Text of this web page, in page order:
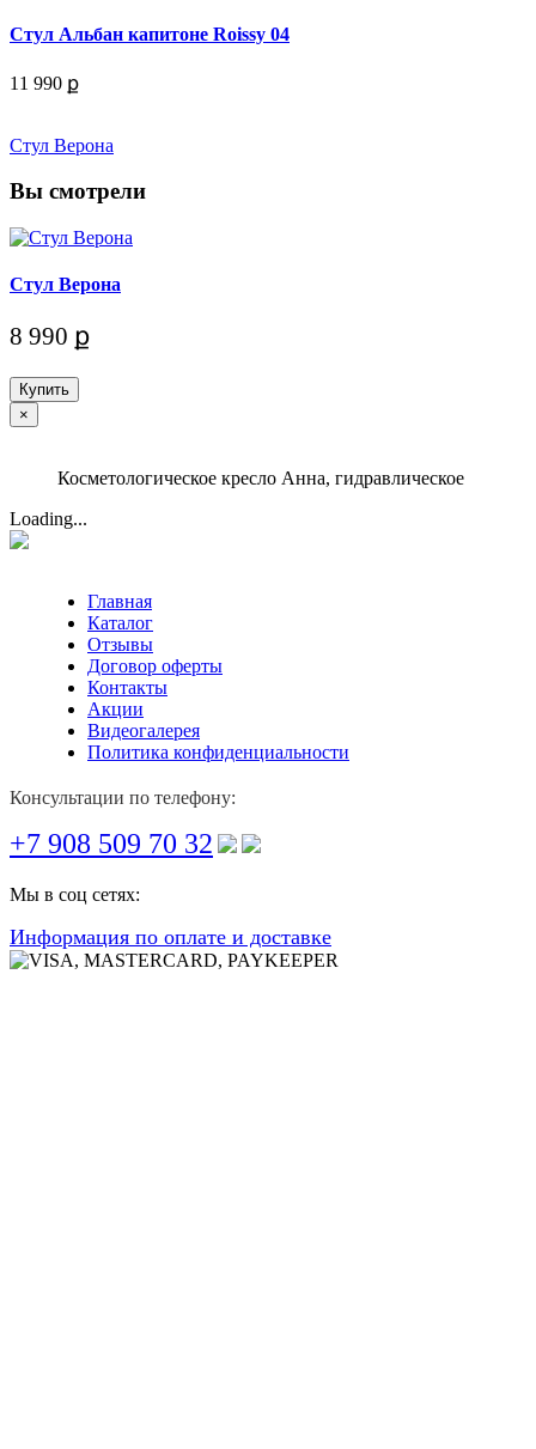
Стул Альбан капитоне Roissy 04
11 990 ք
Стул Верона
Вы смотрели
Стул Верона
8 990 ք
Купить
×
Косметологическое кресло Анна, гидравлическое
Loading...
Главная
Каталог
Отзывы
Договор оферты
Контакты
Акции
Видеогалерея
Политика конфиденциальности
Консультации по телефону:
+7 908 509 70 32
Мы в соц сетях:
Информация по оплате и доставке